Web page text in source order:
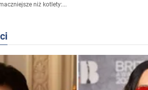
niż kotlety:...